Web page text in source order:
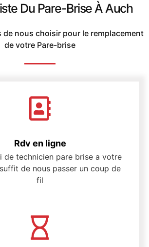
Du Pare-Brise À Auch
de nous choisir pour le remplacement
de votre Pare-brise
Rdv en ligne
de technicien pare brise a votre
de nous passer un coup de
fil